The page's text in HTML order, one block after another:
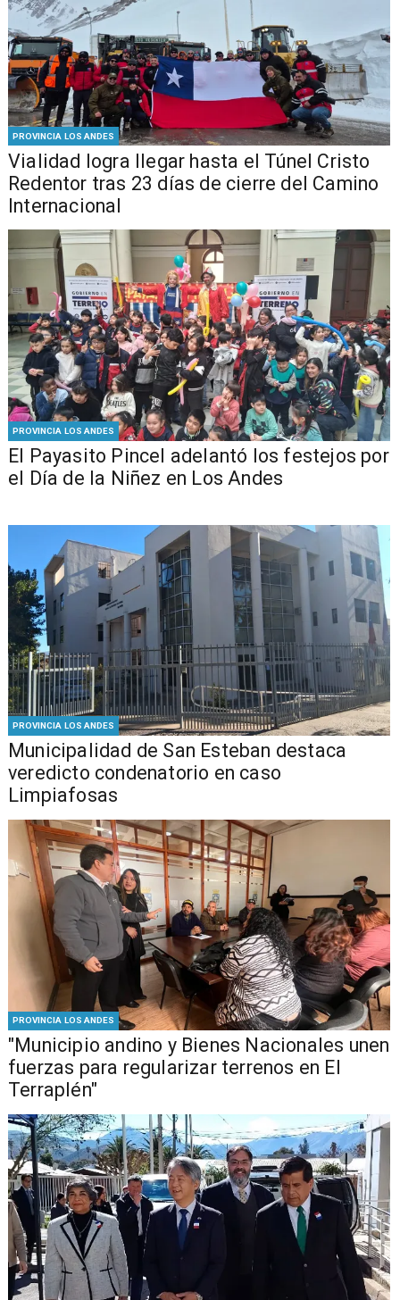
PROVINCIA LOS ANDES
Vialidad logra llegar hasta el Túnel Cristo
Redentor tras 23 días de cierre del Camino
Internacional
PROVINCIA LOS ANDES
El Payasito Pincel adelantó los festejos por
el Día de la Niñez en Los Andes
PROVINCIA LOS ANDES
Municipalidad de San Esteban destaca
veredicto condenatorio en caso
Limpiafosas
PROVINCIA LOS ANDES
"Municipio andino y Bienes Nacionales unen
fuerzas para regularizar terrenos en El
Terraplén"